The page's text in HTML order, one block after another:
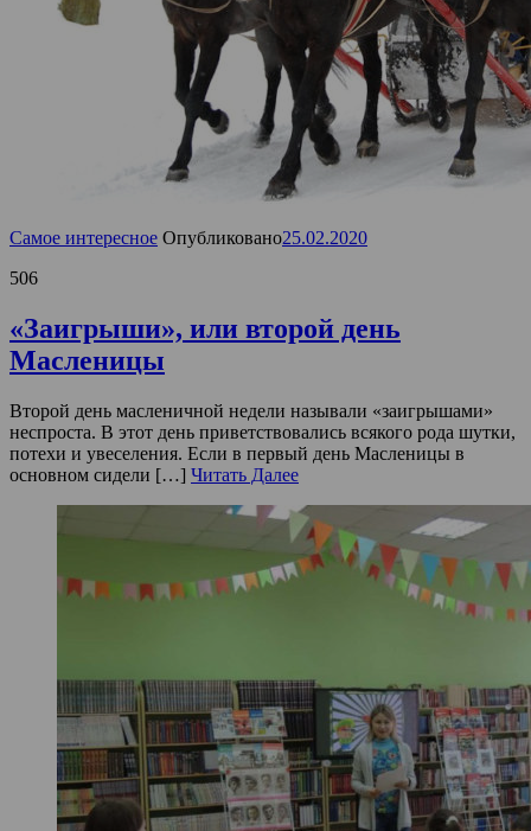
Самое интересное Опубликовано25.02.2020
506
«Заигрыши», или второй день
Масленицы
Второй день масленичной недели называли «заигрышами»
неспроста. В этот день приветствовались всякого рода шутки,
потехи и увеселения. Если в первый день Масленицы в
основном сидели […] Читать Далее